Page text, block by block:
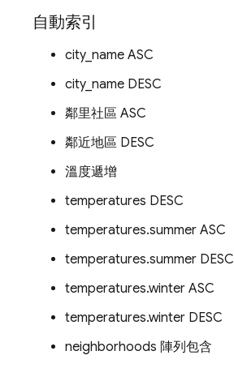
自動索引
city_name ASC
city_name DESC
鄰里社區 ASC
鄰近地區 DESC
溫度遞增
temperatures DESC
temperatures.summer ASC
temperatures.summer DESC
temperatures.winter ASC
temperatures.winter DESC
neighborhoods 陣列包含